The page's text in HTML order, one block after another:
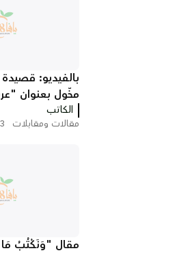
بالفيديو: قصيدة
مخّول بعنوان
غوريون"
الكاتب
مقالات ومقابلات
مقال "وَنَكْتُبُ مَا